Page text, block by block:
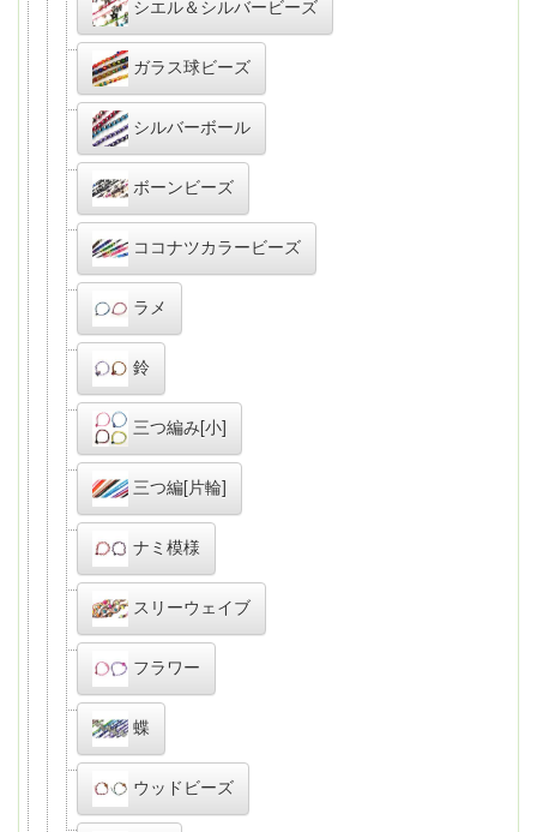
シエル＆シルバービーズ
ガラス球ビーズ
シルバーボール
ボーンビーズ
ココナツカラービーズ
ラメ
鈴
三つ編み[小]
三つ編[片輪]
ナミ模様
スリーウェイブ
フラワー
蝶
ウッドビーズ